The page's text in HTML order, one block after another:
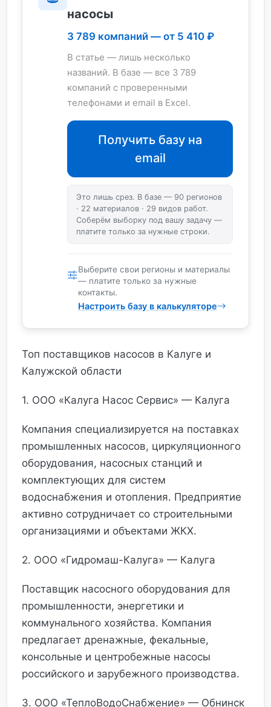
насосы
3 789 компаний — от 5 410 ₽
В статье — лишь несколько
названий. В базе — все 3 789
компаний с проверенными
телефонами и email в Excel.
Получить базу на
email
Это лишь срез. В базе — 90 регионов
· 22 материалов · 29 видов работ.
Соберём выборку под вашу задачу —
платите только за нужные строки.
Выберите свои регионы и материалы
— платите только за нужные
контакты.
Настроить базу в калькуляторе
Топ поставщиков насосов в Калуге и
Калужской области
1. ООО «Калуга Насос Сервис» — Калуга
Компания специализируется на поставках
промышленных насосов, циркуляционного
оборудования, насосных станций и
комплектующих для систем
водоснабжения и отопления. Предприятие
активно сотрудничает со строительными
организациями и объектами ЖКХ.
2. ООО «Гидромаш-Калуга» — Калуга
Поставщик насосного оборудования для
промышленности, энергетики и
коммунального хозяйства. Компания
предлагает дренажные, фекальные,
консольные и центробежные насосы
российского и зарубежного производства.
3. ООО «ТеплоВодоСнабжение» — Обнинск